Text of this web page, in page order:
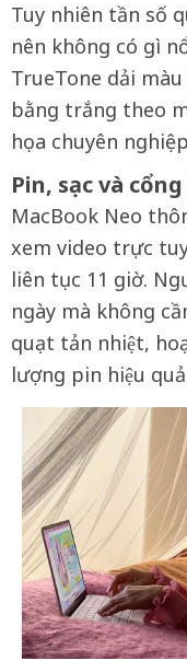
Tuy nhiên tần số
nên không có gì
TrueTone dải
bằng trắng theo
họa chuyên
Pin, sạc và
MacBook Neo
xem video trực
liên tục 11 giờ.
ngày mà không
quạt tản nhiệt,
lượng pin hiệu